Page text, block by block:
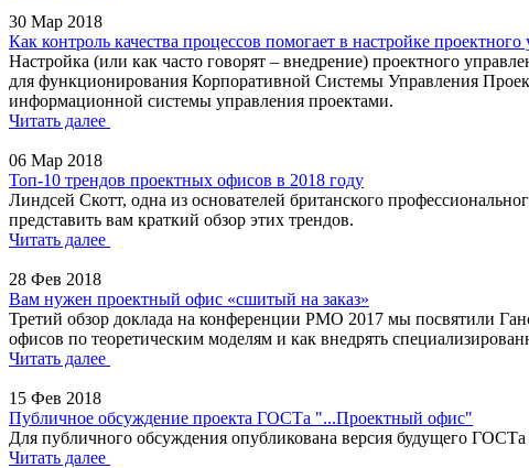
30 Мар 2018
Как контроль качества процессов помогает в настройке проектного
Настройка (или как часто говорят – внедрение) проектного
для функционирования Корпоративной Системы Управления
информационной системы управления проектами.
Читать далее
06 Мар 2018
Топ-10 трендов проектных офисов в 2018 году
Линдсей Скотт, одна из основателей британского
представить вам краткий обзор этих трендов.
Читать далее
28 Фев 2018
Вам нужен проектный офис «сшитый на заказ»
Третий обзор доклада на конференции PMO 2017 мы посвятили
офисов по теоретическим моделям и как внедрять
Читать далее
15 Фев 2018
Публичное обсуждение проекта ГОСТа "...Проектный офис"
Для публичного обсуждения опубликована версия будущего
Читать далее